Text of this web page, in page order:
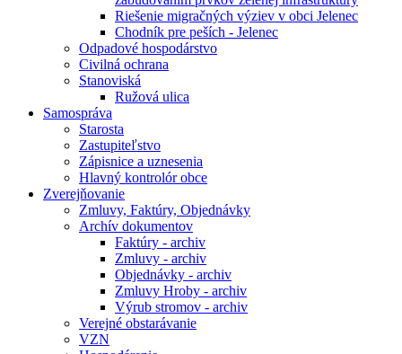
Riešenie migračných výziev v obci Jelenec
Chodník pre peších - Jelenec
Odpadové hospodárstvo
Civilná ochrana
Stanoviská
Ružová ulica
Samospráva
Starosta
Zastupiteľstvo
Zápisnice a uznesenia
Hlavný kontrolór obce
Zverejňovanie
Zmluvy, Faktúry, Objednávky
Archív dokumentov
Faktúry - archiv
Zmluvy - archiv
Objednávky - archiv
Zmluvy Hroby - archiv
Výrub stromov - archiv
Verejné obstarávanie
VZN